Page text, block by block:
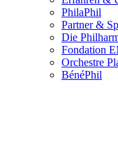
PhilaPhil
Partner &
Die
Fondation
Orchestre
BénéPhil